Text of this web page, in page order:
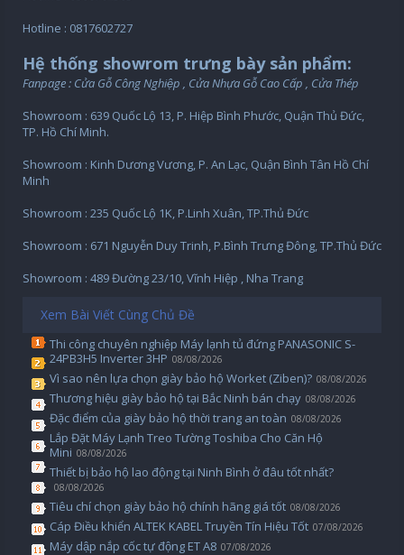
Hotline : 0817602727
Hệ thống showrom trưng bày sản phẩm:
Fanpage : Cửa Gỗ Công Nghiệp , Cửa Nhựa Gỗ Cao Cấp , Cửa Thép
Showroom : 639 Quốc Lộ 13, P. Hiệp Bình Phước, Quận Thủ Đức,
TP. Hồ Chí Minh.
Showroom : Kinh Dương Vương, P. An Lạc, Quận Bình Tân Hồ Chí
Minh
Showroom : 235 Quốc Lộ 1K, P.Linh Xuân, TP.Thủ Đức
Showroom : 671 Nguyễn Duy Trinh, P.Bình Trưng Đông, TP.Thủ Đức
Showroom : 489 Đường 23/10, Vĩnh Hiệp , Nha Trang
Xem Bài Viết Cùng Chủ Đề
Thi công chuyên nghiệp Máy lạnh tủ đứng PANASONIC S-
24PB3H5 Inverter 3HP 08/08/2026
Vì sao nên lựa chọn giày bảo hộ Worket (Ziben)? 08/08/2026
Thương hiệu giày bảo hộ tại Bắc Ninh bán chạy 08/08/2026
Đặc điểm của giày bảo hộ thời trang an toàn 08/08/2026
Lắp Đặt Máy Lạnh Treo Tường Toshiba Cho Căn Hộ
Mini 08/08/2026
Thiết bị bảo hộ lao động tại Ninh Bình ở đâu tốt nhất?
08/08/2026
Tiêu chí chọn giày bảo hộ chính hãng giá tốt 08/08/2026
Cáp Điều khiển ALTEK KABEL Truyền Tín Hiệu Tốt 07/08/2026
Máy dập nắp cốc tự động ET A8 07/08/2026